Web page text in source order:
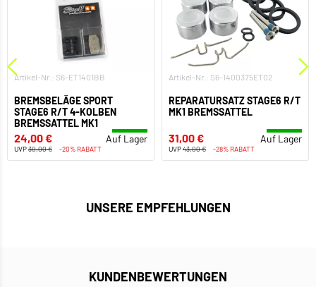
Artikel-Nr.: S6-ET1401BB
BREMSBELÄGE SPORT
STAGE6 R/T 4-KOLBEN
BREMSSATTEL MK1
24,00 € Auf Lager
UVP30,00 € -20% RABATT
Artikel-Nr.: S6-1400375ET02
REPARATURSATZ STAGE6 R/T
MK1 BREMSSATTEL
31,00 € Auf Lager
UVP43,00 € -28% RABATT
UNSERE EMPFEHLUNGEN
KUNDENBEWERTUNGEN